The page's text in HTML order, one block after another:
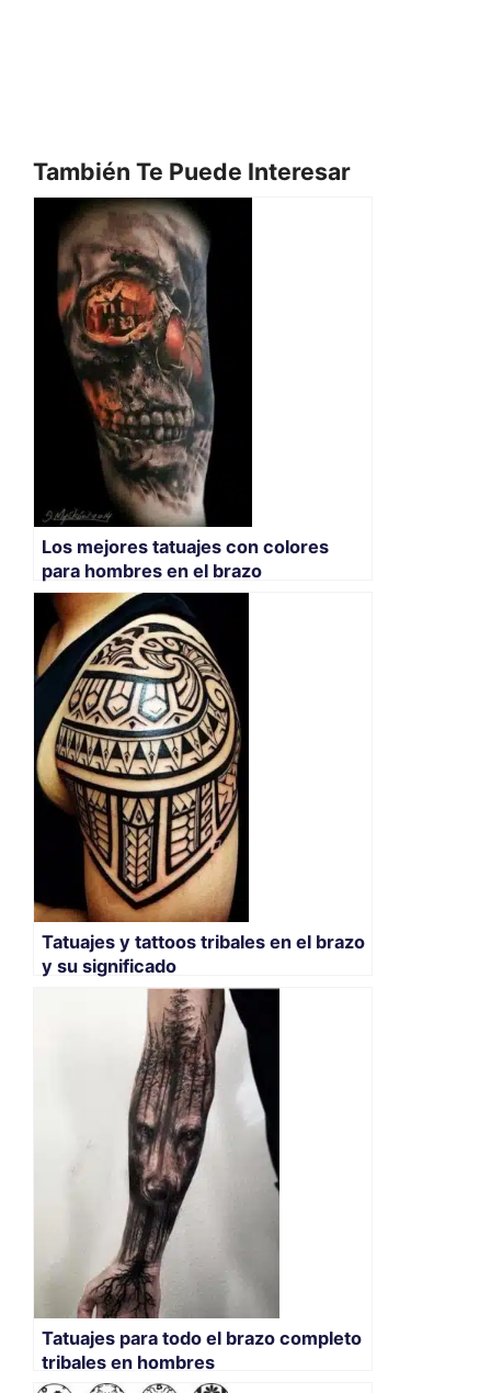
También Te Puede Interesar
Los mejores tatuajes con colores
para hombres en el brazo
Tatuajes y tattoos tribales en el brazo
y su significado
Tatuajes para todo el brazo completo
tribales en hombres